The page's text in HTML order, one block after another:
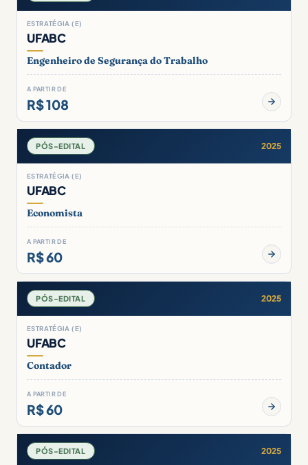
ESTRATÉGIA (E)
UFABC
Engenheiro de Segurança do Trabalho
A PARTIR DE
R$ 108
PÓS-EDITAL 2025
ESTRATÉGIA (E)
UFABC
Economista
A PARTIR DE
R$ 60
PÓS-EDITAL 2025
ESTRATÉGIA (E)
UFABC
Contador
A PARTIR DE
R$ 60
PÓS-EDITAL 2025